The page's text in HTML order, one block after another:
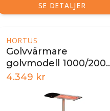
SE DETALJER
HORTUS
Golvvärmare
golvmodell 1000/
W, GT, silver
4.349 kr